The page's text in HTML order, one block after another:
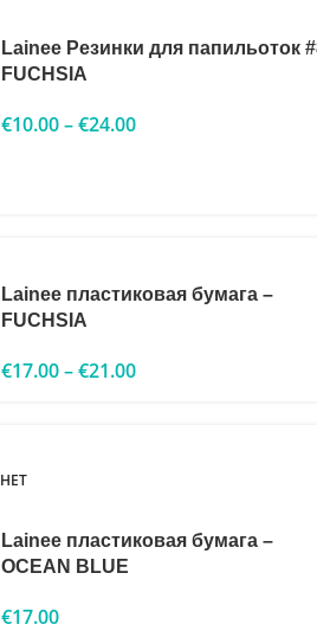
Lainee Резинки для папильоток
FUCHSIA
€10.00–€24.00
Lainee пластиковая бумага –
FUCHSIA
€17.00–€21.00
НЕТ
Lainee пластиковая бумага –
OCEAN BLUE
€17.00